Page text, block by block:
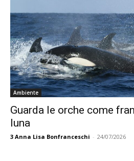
Ambiente
Guarda le orche come
luna
3 Anna Lisa Bonfranceschi - 24/07/2026